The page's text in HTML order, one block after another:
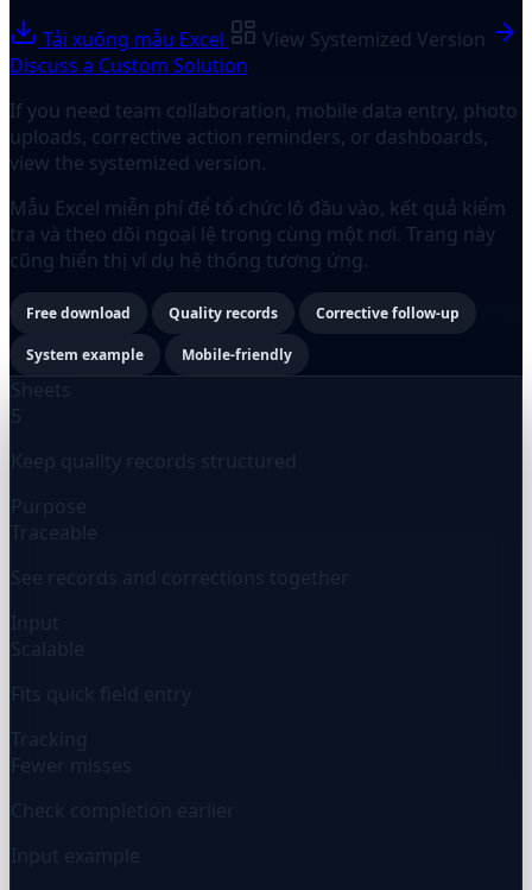
Tải xuống mẫu Excel
View Systemized Version
Discuss a Custom Solution
If you need team collaboration, mobile data entry, photo
uploads, corrective action reminders, or dashboards,
view the systemized version.
Mẫu Excel miễn phí để tổ chức lô đầu vào, kết quả kiểm
tra và theo dõi ngoại lệ trong cùng một nơi. Trang này
cũng hiển thị ví dụ hệ thống tương ứng.
Free download Quality records Corrective follow-up
System example Mobile-friendly
Sheets
5
Keep quality records structured
Purpose
Traceable
See records and corrections together
Input
Scalable
Fits quick field entry
Tracking
Fewer misses
Check completion earlier
Input example